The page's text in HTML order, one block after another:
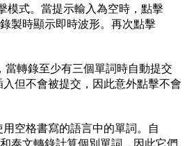
模式。當提示輸入為空時，點擊
製時顯示即時波形。再次點擊
轉錄至少有三個單詞時自動提交
但不會被提交，因此意外點擊不會
空格書寫的語言中的單詞。自
泰文轉錄計算個別單詞，因此它們